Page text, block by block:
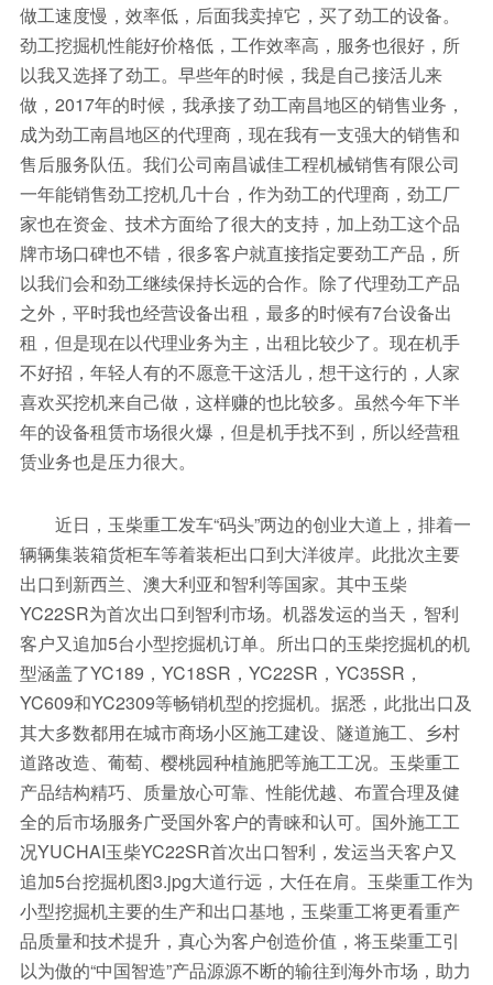
做工速度慢，效率低，后面我卖掉它，买了劲工的设备。
劲工挖掘机性能好价格低，工作效率高，服务也很好，所
以我又选择了劲工。早些年的时候，我是自己接活儿来
做，2017年的时候，我承接了劲工南昌地区的销售业务，
成为劲工南昌地区的代理商，现在我有一支强大的销售和
售后服务队伍。我们公司南昌诚佳工程机械销售有限公司
一年能销售劲工挖机几十台，作为劲工的代理商，劲工厂
家也在资金、技术方面给了很大的支持，加上劲工这个品
牌市场口碑也不错，很多客户就直接指定要劲工产品，所
以我们会和劲工继续保持长远的合作。除了代理劲工产品
之外，平时我也经营设备出租，最多的时候有7台设备出
租，但是现在以代理业务为主，出租比较少了。现在机手
不好招，年轻人有的不愿意干这活儿，想干这行的，人家
喜欢买挖机来自己做，这样赚的也比较多。虽然今年下半
年的设备租赁市场很火爆，但是机手找不到，所以经营租
赁业务也是压力很大。
近日，玉柴重工发车“码头”两边的创业大道上，排着一
辆辆集装箱货柜车等着装柜出口到大洋彼岸。此批次主要
出口到新西兰、澳大利亚和智利等国家。其中玉柴
YC22SR为首次出口到智利市场。机器发运的当天，智利
客户又追加5台小型挖掘机订单。所出口的玉柴挖掘机的机
型涵盖了YC189，YC18SR，YC22SR，YC35SR，
YC609和YC2309等畅销机型的挖掘机。据悉，此批出口及
其大多数都用在城市商场小区施工建设、隧道施工、乡村
道路改造、葡萄、樱桃园种植施肥等施工工况。玉柴重工
产品结构精巧、质量放心可靠、性能优越、布置合理及健
全的后市场服务广受国外客户的青睐和认可。国外施工工
况YUCHAI玉柴YC22SR首次出口智利，发运当天客户又
追加5台挖掘机图3.jpg大道行远，大任在肩。玉柴重工作为
小型挖掘机主要的生产和出口基地，玉柴重工将更看重产
品质量和技术提升，真心为客户创造价值，将玉柴重工引
以为傲的“中国智造”产品源源不断的输往到海外市场，助力